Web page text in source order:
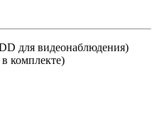
для видеонаблюдения)
комплекте)